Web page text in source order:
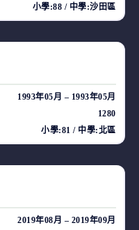
小學:88 / 中學:沙田區
1993年05月 – 1993年05月
1280
小學:81 / 中學:北區
2019年08月 – 2019年09月